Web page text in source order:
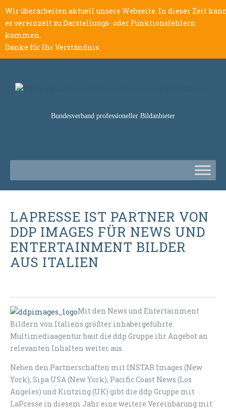
Wir überarbeiten aktuell unsere Webseite. In dieser Zeit
es vereinzelt zu Darstellungs- oder Funktionsfehlern
kommen.
Danke für Ihr Verständnis.
Bundesverband professioneller Bildanbieter
LAPRESSE IST PARTNER VON
DDP IMAGES FÜR NEWS UND
ENTERTAINMENT BILDER
AUS ITALIEN
Mit den News und Entertainment
Bildern von Italiens größter inhabergeführte
Multimediaagentur baut die ddp Gruppe ihr Angebot an
relevanten Inhalten weiter aus.
Neben den Partnerschaften mit INSTAR Images (New
York), Sipa USA (New York), Pacific Coast News (Los
Angeles) und Kintzing (UK) gibt die ddp Gruppe mit
LaPresse in diesem Jahr eine weitere Vereinbarung mit